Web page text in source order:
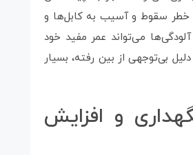
خطر سقوط و آسیب به کابل‌ها و
می‌تواند عمر مفید خود
بی‌توجهی از بین رفته، بسیار
و افزایش